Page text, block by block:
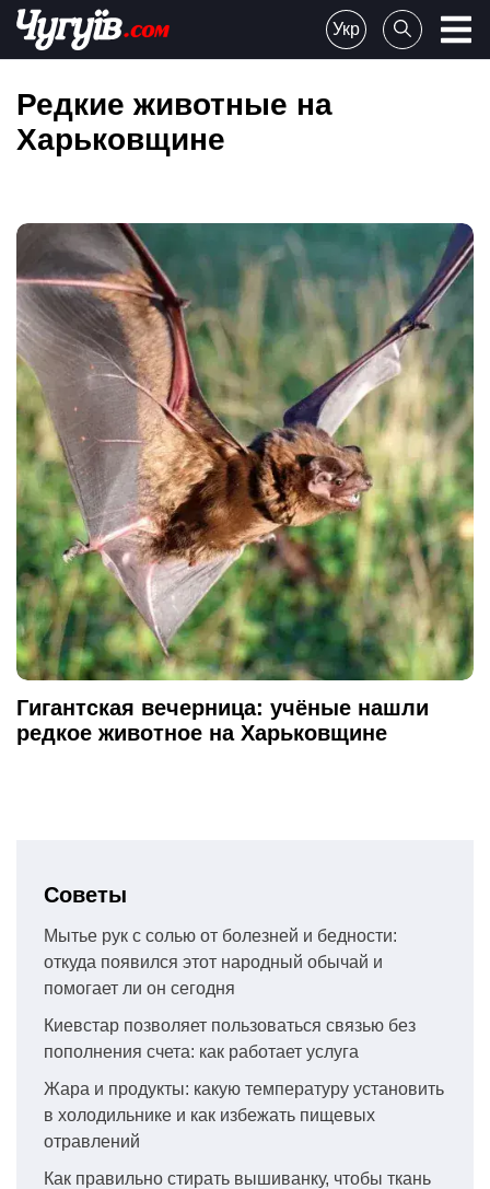
Skip
content
Chuguiv
Укр
Редкие животные на
Харьковщине
Гигантская вечерница: учёные нашли
редкое животное на Харьковщине
Советы
Мытье рук с солью от болезней и бедности:
откуда появился этот народный обычай и
помогает ли он сегодня
Киевстар позволяет пользоваться связью без
пополнения счета: как работает услуга
Жара и продукты: какую температуру установить
в холодильнике и как избежать пищевых
отравлений
Как правильно стирать вышиванку, чтобы ткань